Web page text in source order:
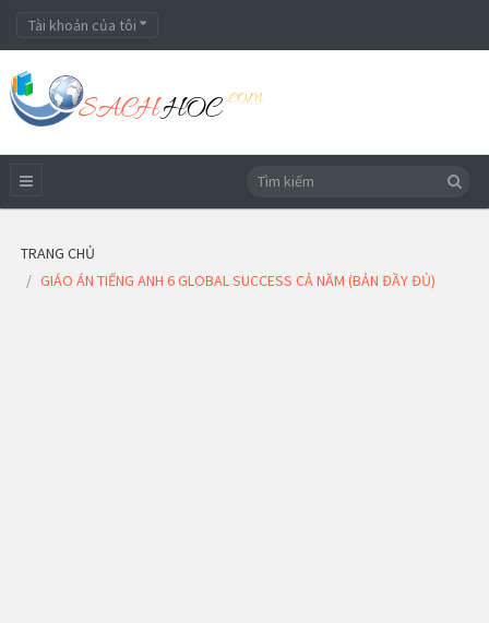
Tài khoản của tôi
TRANG CHỦ
GIÁO ÁN TIẾNG ANH 6 GLOBAL SUCCESS CẢ NĂM (BẢN ĐẦY ĐỦ)